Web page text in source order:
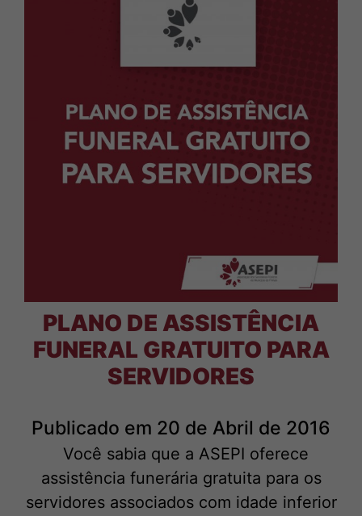
PLANO DE ASSISTÊNCIA
FUNERAL GRATUITO PARA
SERVIDORES
Publicado em 20 de Abril de 2016
Você sabia que a ASEPI oferece
assistência funerária gratuita para os
servidores associados com idade inferior